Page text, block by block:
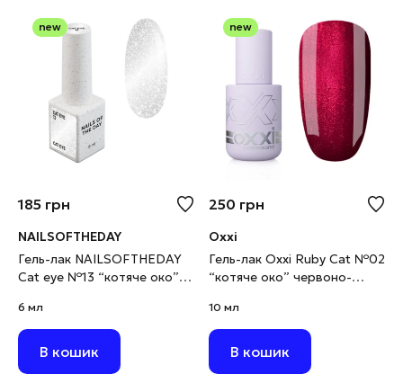
new
185 грн
NAILSOFTHEDAY
Гель-лак NAILSOFTHEDAY
Cat eye №13 “котяче око”
6 мл
6 мл
В кошик
new
250 грн
Oxxi
Гель-лак Oxxi Ruby Cat №02
“котяче око” червоно-
10 мл
В кошик